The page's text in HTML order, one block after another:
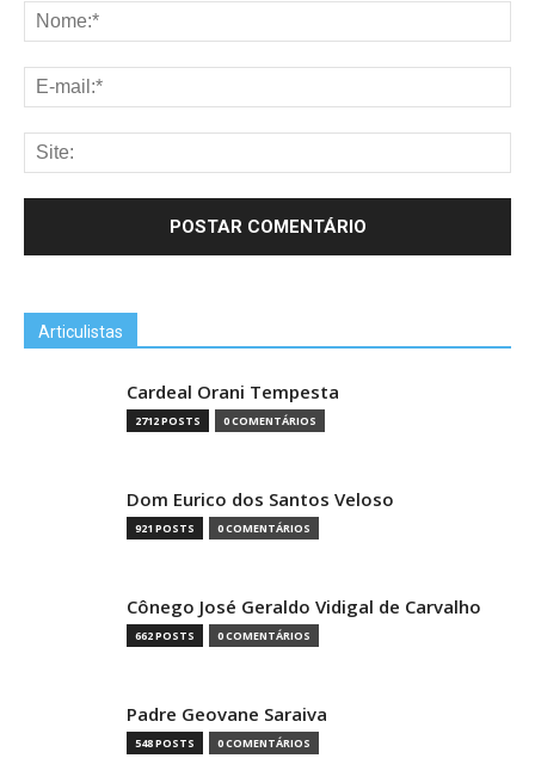
Articulistas
Cardeal Orani Tempesta
2712 POSTS 0 COMENTÁRIOS
Dom Eurico dos Santos Veloso
921 POSTS 0 COMENTÁRIOS
Cônego José Geraldo Vidigal de Carvalho
662 POSTS 0 COMENTÁRIOS
Padre Geovane Saraiva
548 POSTS 0 COMENTÁRIOS